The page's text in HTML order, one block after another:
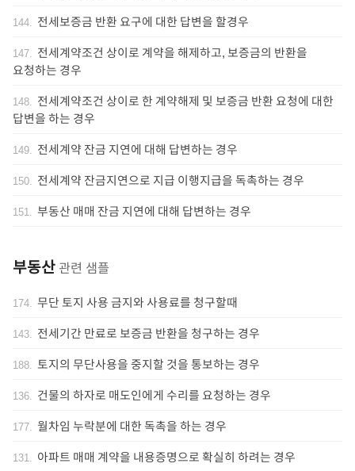
144. 전세보증금 반환 요구에 대한 답변을 할경우
147. 전세계약조건 상이로 계약을 해제하고, 보증금의 반환을
요청하는 경우
148. 전세계약조건 상이로 한 계약해제 및 보증금 반환 요청에 대한
답변을 하는 경우
149. 전세계약 잔금 지연에 대해 답변하는 경우
150. 전세계약 잔금지연으로 지급 이행지급을 독촉하는 경우
151. 부동산 매매 잔금 지연에 대해 답변하는 경우
부동산 관련 샘플
174. 무단 토지 사용 금지와 사용료를 청구할때
143. 전세기간 만료로 보증금 반환을 청구하는 경우
188. 토지의 무단사용을 중지할 것을 통보하는 경우
136. 건물의 하자로 매도인에게 수리를 요청하는 경우
177. 월차임 누락분에 대한 독촉을 하는 경우
131. 아파트 매매 계약을 내용증명으로 확실히 하려는 경우